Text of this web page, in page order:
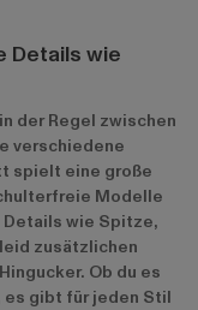
Details wie
der Regel zwischen
verschiedene
spielt eine große
Modelle
Details wie Spitze,
zusätzlichen
Ob du es
gibt für jeden Stil